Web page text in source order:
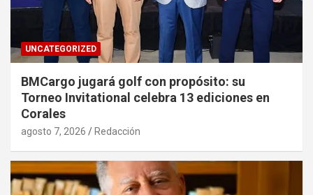
UNCATEGORIZED
BMCargo jugará golf con propósito: su
Torneo Invitational celebra 13 ediciones en
Corales
agosto 7, 2026 Redacción